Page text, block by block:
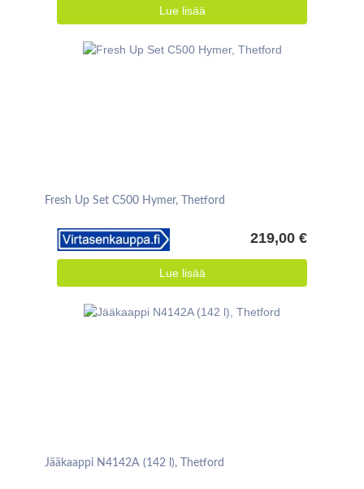
Lue lisää
Fresh Up Set C500 Hymer, Thetford
219,00 €
Lue lisää
Jääkaappi N4142A (142 l), Thetford